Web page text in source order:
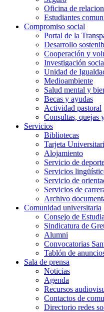
Oficina de
Estudiantes
Compromiso social
Portal de la
Desarrollo
Cooperación y
Investigación
Unidad de
Medioambiente
Salud mental y
Becas y ayudas
Actividad pastoral
Consultas, quejas
Servicios
Bibliotecas
Tarjeta
Alojamiento
Servicio de
Servicios
Servicio de
Servicios de
Archivo
Comunidad universitaria
Consejo de
Sindicatura de
Alumni
Convocatorias
Tablón de
Sala de prensa
Noticias
Agenda
Recursos
Contactos de
Directorio redes